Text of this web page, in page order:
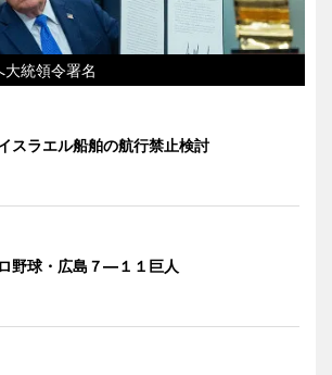
統領令署名
スラエル船舶の航行禁止検討
野球・広島７―１１巨人